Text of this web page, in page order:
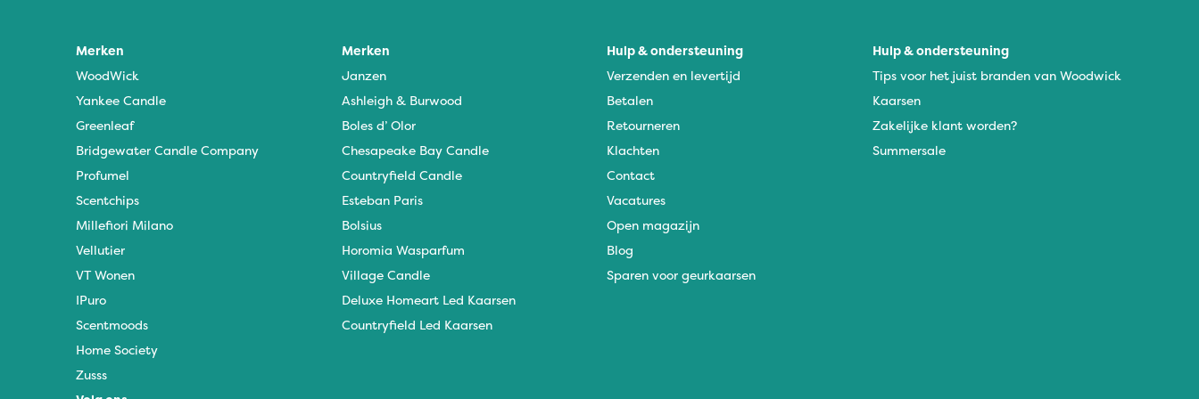
Merken
WoodWick
Yankee Candle
Greenleaf
Bridgewater Candle Company
Profumel
Scentchips
Millefiori Milano
Vellutier
VT Wonen
IPuro
Scentmoods
Home Society
Zusss
Merken
Janzen
Ashleigh & Burwood
Boles d’ Olor
Chesapeake Bay Candle
Countryfield Candle
Esteban Paris
Bolsius
Horomia Wasparfum
Village Candle
Deluxe Homeart Led Kaarsen
Countryfield Led Kaarsen
Hulp & ondersteuning
Verzenden en levertijd
Betalen
Retourneren
Klachten
Contact
Vacatures
Open magazijn
Blog
Sparen voor geurkaarsen
Hulp & ondersteuning
Tips voor het juist branden van Woodwick
Kaarsen
Zakelijke klant worden?
Summersale